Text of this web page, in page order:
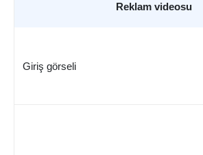
Reklam videosu
Giriş görseli